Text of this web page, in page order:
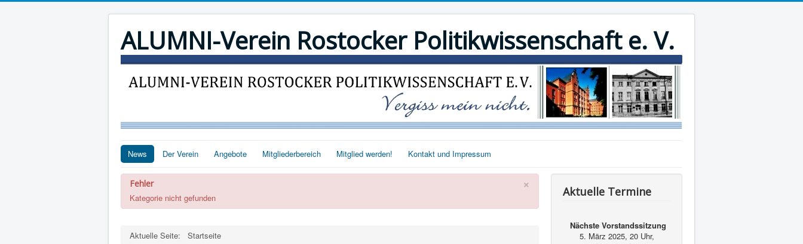
ALUMNI-Verein Rostocker Politikwissenschaft e. V.
News Der Verein Angebote Mitgliederbereich Mitglied werden! Kontakt und Impressum
×
Fehler
Kategorie nicht gefunden
Aktuelle Seite: Startseite
Aktuelle Termine
Nächste Vorstandssitzung
5. März 2025, 20 Uhr,